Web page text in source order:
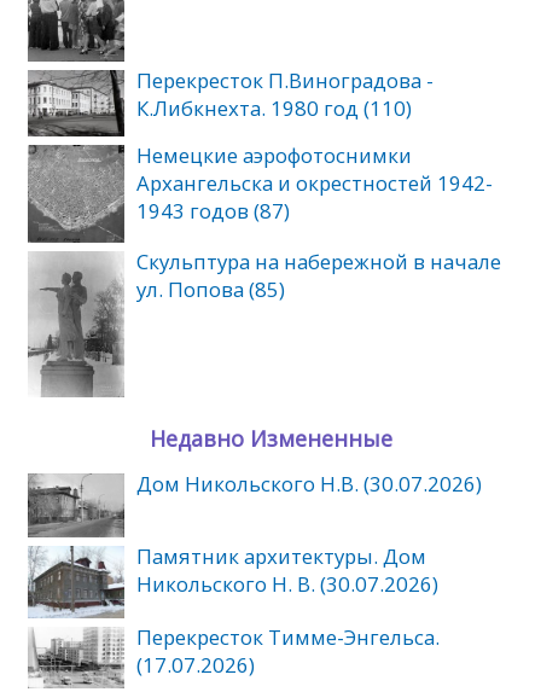
Перекресток П.Виноградова -
К.Либкнехта. 1980 год (110)
Немецкие аэрофотоснимки
Архангельска и окрестностей 1942-
1943 годов (87)
Скульптура на набережной в начале
ул. Попова (85)
Недавно Измененные
Дом Никольского Н.В. (30.07.2026)
Памятник архитектуры. Дом
Никольского Н. В. (30.07.2026)
Перекресток Тимме-Энгельса.
(17.07.2026)